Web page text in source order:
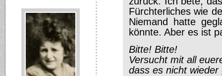
Fürchterliches wie
Niemand hatte
könnte. Aber es ist
Bitte! Bitte!
Versucht mit all
dass es nicht wieder